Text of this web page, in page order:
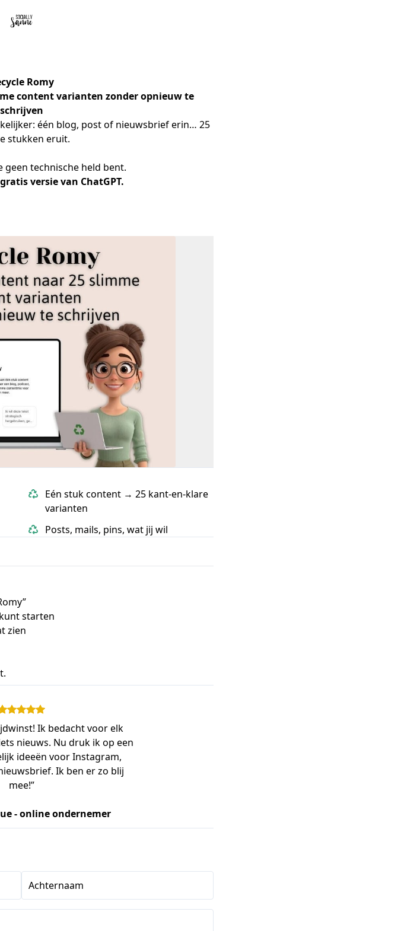
Romy
content varianten zonder opnieuw te
schrijven
één blog, post of nieuwsbrief erin… 25
stukken eruit.
geen technische held bent.
versie van ChatGPT.
Eén stuk content → 25 kant-en-klare
varianten
Posts, mails, pins, wat jij wil
starten
zien
Ik bedacht voor elk
nieuws. Nu druk ik op een
ideeën voor Instagram,
Ik ben er zo blij
mee!”
- online ondernemer
Achternaam